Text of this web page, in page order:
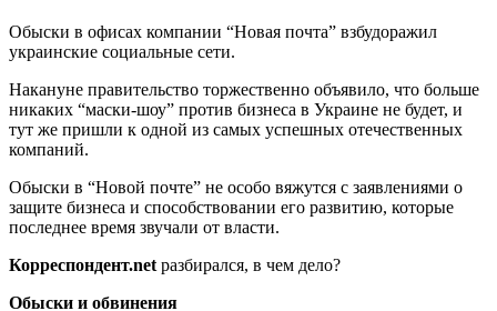
Обыски в офисах компании “Новая почта” взбудоражил
украинские социальные сети.
Накануне правительство торжественно объявило, что больше
никаких “маски-шоу” против бизнеса в Украине не будет, и
тут же пришли к одной из самых успешных отечественных
компаний.
Обыски в “Новой почте” не особо вяжутся с заявлениями о
защите бизнеса и способствовании его развитию, которые
последнее время звучали от власти.
Корреспондент.net разбирался, в чем дело?
Обыски и обвинения